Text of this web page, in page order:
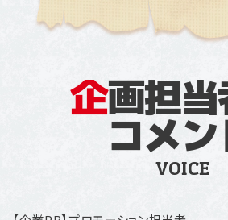
企画担
コメ
VOICE